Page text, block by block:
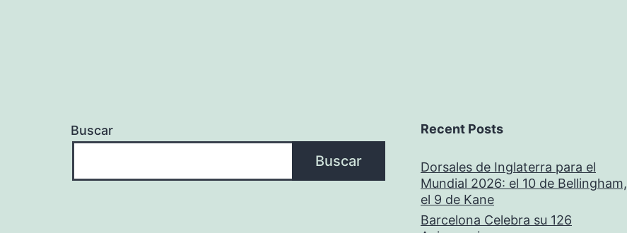
Buscar
Buscar
Recent Posts
Dorsales de Inglaterra para el
Mundial 2026: el 10 de Bellingham,
el 9 de Kane
Barcelona Celebra su 126